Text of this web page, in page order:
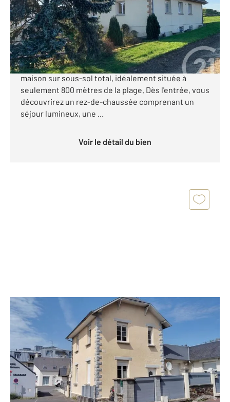
Maison à vendre
470 000 €
CENTURY 21 Royer Immo vous propose à Saint-Pair-
sur-Mer, dans le secteur recherché de Kairon, cette
maison sur sous-sol total, idéalement située à
seulement 800 mètres de la plage. Dès l'entrée, vous
découvrirez un rez-de-chaussée comprenant un
séjour lumineux, une ...
Voir le détail du bien
ST PAIR SUR MER 50
75,59 m
, 5 pièces
Ref : 45494
Maison à vendre
270 000 €
CENTURY 21 Royer Immo vous propose à SAINT PAIR